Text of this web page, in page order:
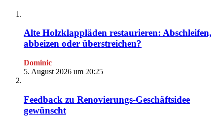
Alte Holzklappläden restaurieren: Abschleifen,
abbeizen oder überstreichen?
Dominic
5. August 2026 um 20:25
Feedback zu Renovierungs-Geschäftsidee
gewünscht